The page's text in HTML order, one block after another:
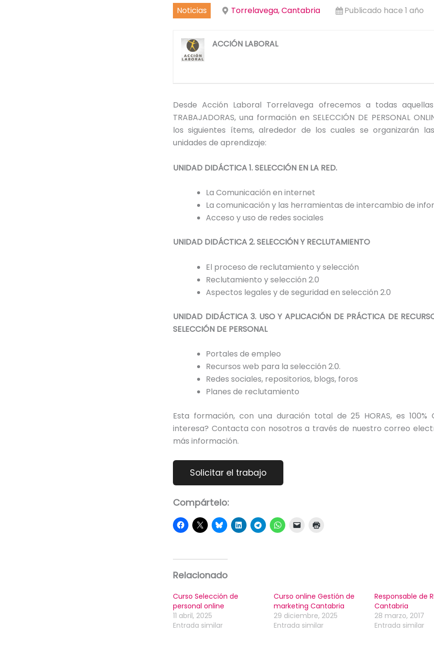
Noticias Torrelavega, Cantabria Publicado hace 1 año
ACCIÓN LABORAL
Desde Acción Laboral Torrelavega ofrecemos a todas aquellas
TRABAJADORAS, una formación en SELECCIÓN DE PERSONAL
los siguientes ítems, alrededor de los cuales se organizarán
unidades de aprendizaje:
UNIDAD DIDÁCTICA 1. SELECCIÓN EN LA RED.
La Comunicación en internet
La comunicación y las herramientas de intercambio de
Acceso y uso de redes sociales
UNIDAD DIDÁCTICA 2. SELECCIÓN Y RECLUTAMIENTO
El proceso de reclutamiento y selección
Reclutamiento y selección 2.0
Aspectos legales y de seguridad en selección 2.0
UNIDAD DIDÁCTICA 3. USO Y APLICACIÓN DE PRÁCTICA DE
SELECCIÓN DE PERSONAL
Portales de empleo
Recursos web para la selección 2.0.
Redes sociales, repositorios, blogs, foros
Planes de reclutamiento
Esta formación, con una duración total de 25 HORAS, es 100%
interesa? Contacta con nosotros a través de nuestro correo
más información.
Compártelo:
Relacionado
Curso Selección de
personal online
11 abril, 2025
Entrada similar
Curso online Gestión de
marketing Cantabria
29 diciembre, 2025
Entrada similar
Responsable de
Cantabria
28 marzo, 2017
Entrada similar